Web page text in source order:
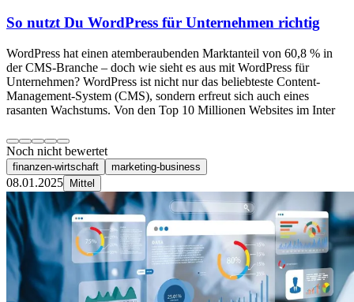
So nutzt Du WordPress für Unternehmen richtig
WordPress hat einen atemberaubenden Marktanteil von 60,8 % in
der CMS-Branche – doch wie sieht es aus mit WordPress für
Unternehmen? WordPress ist nicht nur das beliebteste Content-
Management-System (CMS), sondern erfreut sich auch eines
rasanten Wachstums. Von den Top 10 Millionen Websites im Inter
Noch nicht bewertet
finanzen-wirtschaft marketing-business
08.01.2025 Mittel